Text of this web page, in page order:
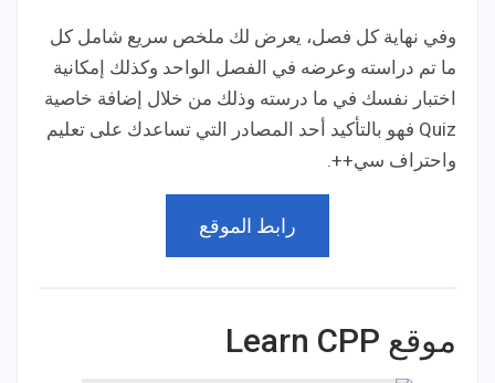
وفي نهاية كل فصل، يعرض لك ملخص سريع شامل كل
ما تم دراسته وعرضه في الفصل الواحد وكذلك إمكانية
اختبار نفسك في ما درسته وذلك من خلال إضافة خاصية
Quiz فهو بالتأكيد أحد المصادر التي تساعدك على تعليم
واحتراف سي++.
رابط الموقع
موقع Learn CPP